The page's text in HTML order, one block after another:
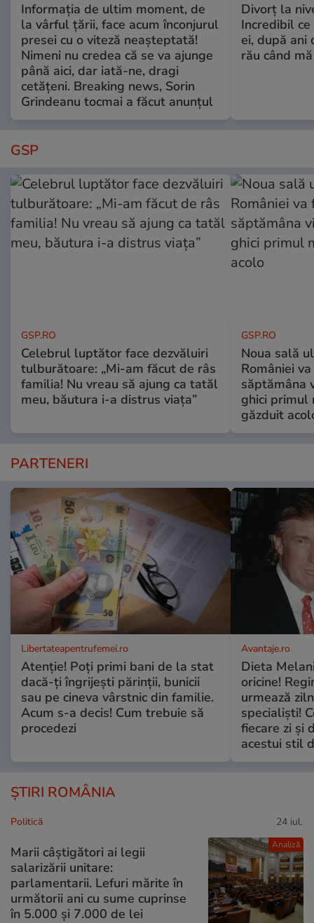
Informația de ultim moment, de
la vârful țării, face acum înconjurul
presei cu o viteză neașteptată!
Nimeni nu credea că se va ajunge
până aici, dar iată-ne, dragi
cetățeni. Breaking news, Sorin
Grindeanu tocmai a făcut anunțul
Divorț la
Incredibil
ei, după ani
rău când
GSP
GSP.RO
Celebrul luptător face dezvăluiri
tulburătoare: „Mi-am făcut de râs
familia! Nu vreau să ajung ca tatăl
meu, băutura i-a distrus viața”
GSP.RO
Noua sală
României
săptămâna
ghici primul
găzduit
PARTENERI
Libertateapentrufemei.ro
Atenție! Poți primi bani de la stat
dacă-ți îngrijești părinții, bunicii
sau pe cineva vârstnic din familie.
Acum s-a decis! Cum trebuie să
procedezi
Avantaje.ro
Dieta
oricine!
urmează
specialiști!
fiecare zi și
acestui stil
ȘTIRI ROMÂNIA
Analiză
Politică 24 iul.
Marii câștigători ai legii
salarizării unitare:
parlamentarii. Lefuri mărite în
următorii ani cu sume cuprinse
în 5.000 și 7.000 de lei